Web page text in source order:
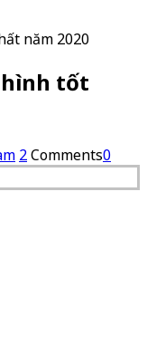
hình tốt
2Comments0